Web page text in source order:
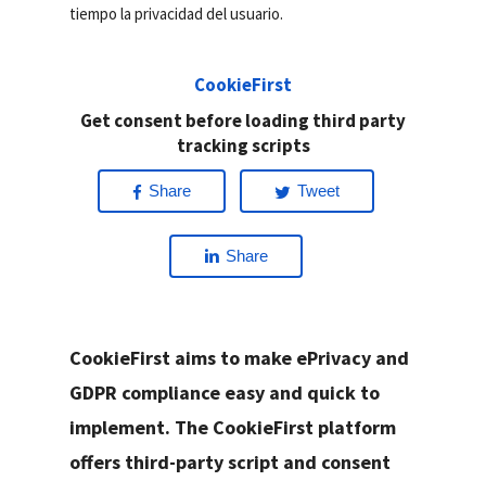
tiempo la privacidad del usuario.
CookieFirst
Get consent before loading third party
tracking scripts
Share Tweet
Share
CookieFirst aims to make ePrivacy and
GDPR compliance easy and quick to
implement. The CookieFirst platform
offers third-party script and consent